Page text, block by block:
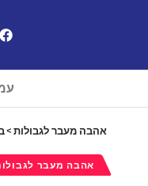
אהבה מעבר לגבולות>
אהבה מעבר